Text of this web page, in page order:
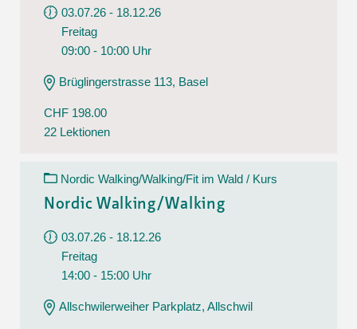
03.07.26 - 18.12.26
Freitag
09:00 - 10:00 Uhr
Brüglingerstrasse 113, Basel
CHF 198.00
22 Lektionen
Nordic Walking/Walking/Fit im Wald / Kurs
Nordic Walking/Walking
03.07.26 - 18.12.26
Freitag
14:00 - 15:00 Uhr
Allschwilerweiher Parkplatz, Allschwil